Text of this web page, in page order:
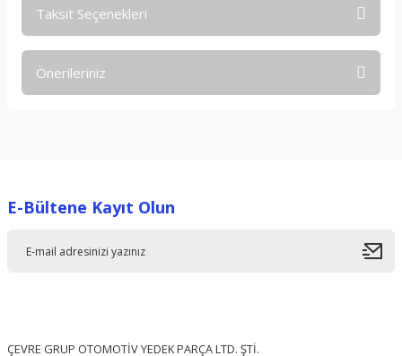
Taksit Seçenekleri
Önerileriniz
Ürün resmi kalitesiz, bozuk veya görüntülenemiyor.
E-Bültene Kayıt Olun
ÇEVRE GRUP OTOMOTİV YEDEK PARÇA LTD. ŞTİ.